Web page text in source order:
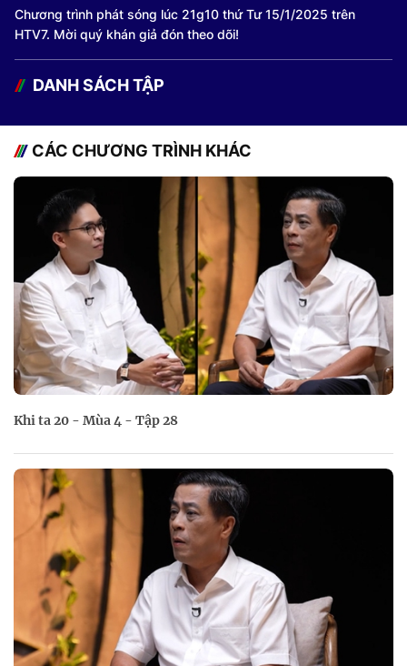
Chương trình phát sóng lúc 21g10 thứ Tư 15/1/2025 trên
HTV7. Mời quý khán giả đón theo dõi!
DANH SÁCH TẬP
CÁC CHƯƠNG TRÌNH KHÁC
Khi ta 20 - Mùa 4 - Tập 28